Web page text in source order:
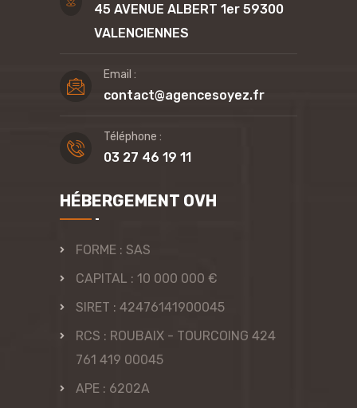
45 AVENUE ALBERT 1er 59300
VALENCIENNES
Email :
contact@agencesoyez.fr
Téléphone :
03 27 46 19 11
HÉBERGEMENT OVH
FORME : SAS
CAPITAL : 10 000 000 €
SIRET : 42476141900045
RCS : ROUBAIX - TOURCOING 424
761 419 00045
APE : 6202A